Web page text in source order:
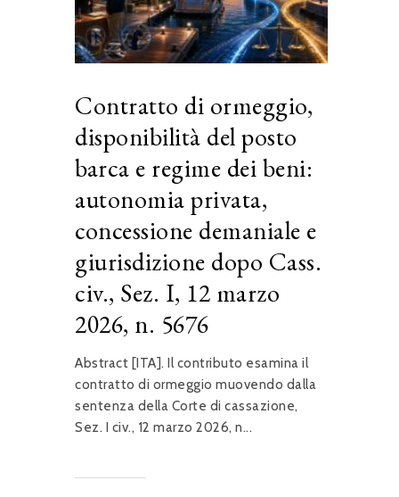
Contratto di ormeggio,
disponibilità del posto
barca e regime dei beni:
autonomia privata,
concessione demaniale e
giurisdizione dopo Cass.
civ., Sez. I, 12 marzo
2026, n. 5676
Abstract [ITA]. Il contributo esamina il
contratto di ormeggio muovendo dalla
sentenza della Corte di cassazione,
Sez. I civ., 12 marzo 2026, n...